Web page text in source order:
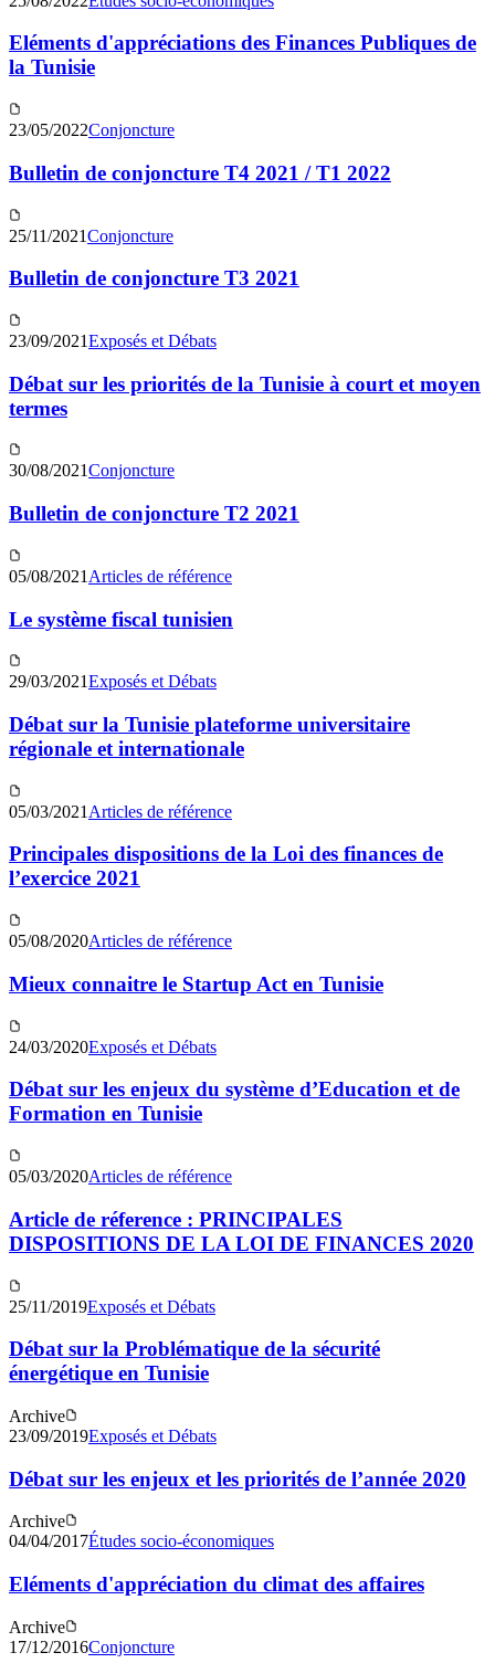
Eléments d'appréciations des Finances Publiques de
la Tunisie
23/05/2022Conjoncture
Bulletin de conjoncture T4 2021 / T1 2022
25/11/2021Conjoncture
Bulletin de conjoncture T3 2021
23/09/2021Exposés et Débats
Débat sur les priorités de la Tunisie à court et moyen
termes
30/08/2021Conjoncture
Bulletin de conjoncture T2 2021
05/08/2021 Articles de référence
Le système fiscal tunisien
29/03/2021Exposés et Débats
Débat sur la Tunisie plateforme universitaire
régionale et internationale
05/03/2021 Articles de référence
Principales dispositions de la Loi des finances de
l’exercice 2021
05/08/2020Articles de référence
Mieux connaitre le Startup Act en Tunisie
24/03/2020Exposés et Débats
Débat sur les enjeux du système d’Education et de
Formation en Tunisie
05/03/2020Articles de référence
Article de réference : PRINCIPALES
DISPOSITIONS DE LA LOI DE FINANCES 2020
25/11/2019Exposés et Débats
Débat sur la Problématique de la sécurité
énergétique en Tunisie
Archive
23/09/2019Exposés et Débats
Débat sur les enjeux et les priorités de l’année 2020
Archive
04/04/2017Études socio-économiques
Eléments d'appréciation du climat des affaires
Archive
17/12/2016Conjoncture